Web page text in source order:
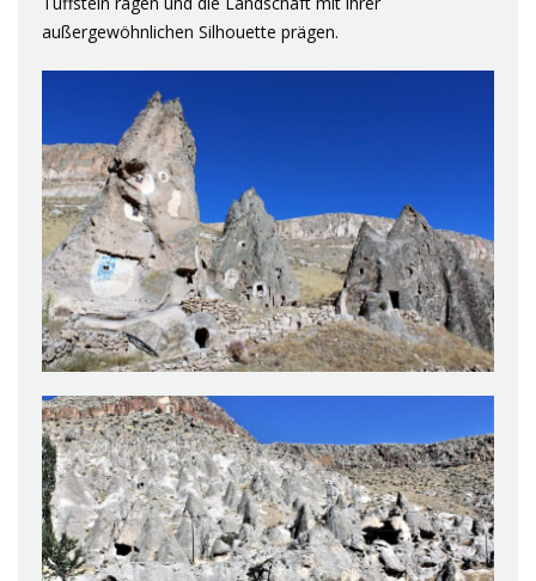
außergewöhnlichen Silhouette prägen.